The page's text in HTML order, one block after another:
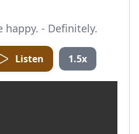
happy. - Definitely.
Listen 1.5x